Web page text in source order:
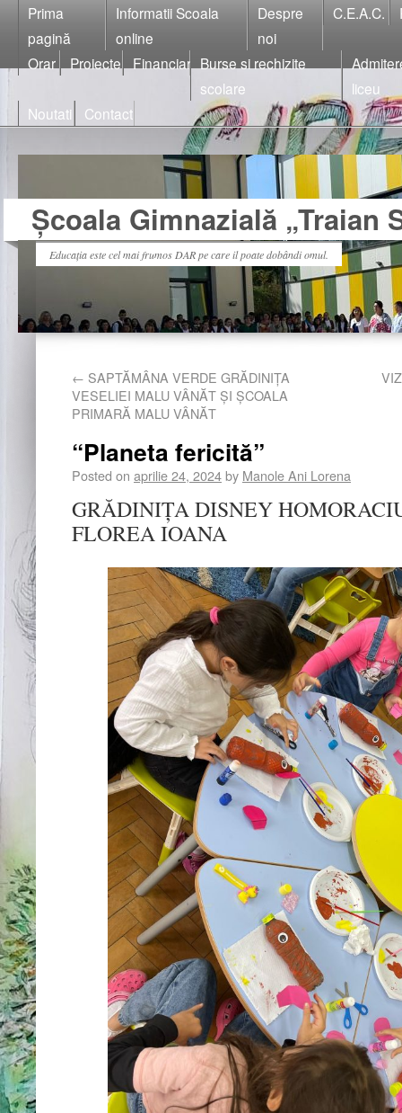
Prima
pagină
Informatii Scoala
online
Despre
noi
C.E.A.C.
Orar Proiecte Financiar Burse si rechizite
scolare
liceu
Noutati
Contact
Școala Gimnazială „Traian
Educația este cel mai frumos DAR pe care il poate dobândi omul.
← SAPTĂMÂNA VERDE GRĂDINIȚA
VESELIEI MALU VÂNĂT ȘI ȘCOALA
PRIMARĂ MALU VÂNĂT
“Planeta fericită”
Posted on aprilie 24, 2024by Manole Ani Lorena
GRĂDINIȚA DISNEY
FLOREA IOANA